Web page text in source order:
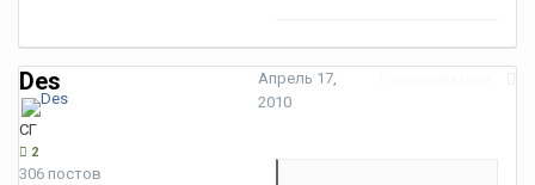
Des
СГ
2
306 постов
Апрель 17,
2010